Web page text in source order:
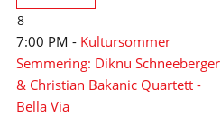
8
7:00 PM - Kultursommer
Semmering: Diknu Schneeberger
& Christian Bakanic Quartett -
Bella Via